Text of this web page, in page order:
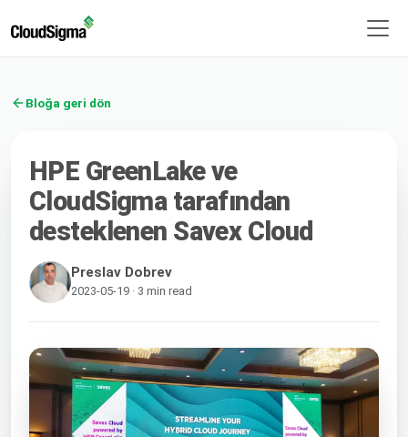
Bloğa geri dön
HPE GreenLake ve
CloudSigma tarafından
desteklenen Savex Cloud
Preslav Dobrev
2023-05-19 · 3 min read